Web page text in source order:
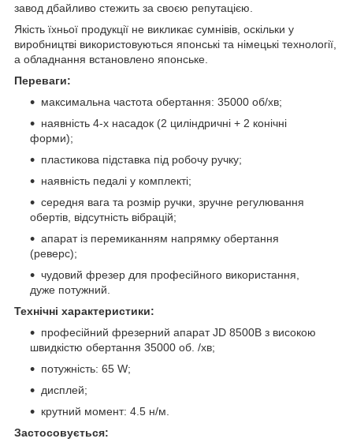
завод дбайливо стежить за своєю репутацією.
Якість їхньої продукції не викликає сумнівів, оскільки у
виробництві використовуються японські та німецькі технології,
а обладнання встановлено японське.
Переваги:
максимальна частота обертання: 35000 об/хв;
наявність 4-х насадок (2 циліндричні + 2 конічні
форми);
пластикова підставка під робочу ручку;
наявність педалі у комплекті;
середня вага та розмір ручки, зручне регулювання
обертів, відсутність вібрацій;
апарат із перемиканням напрямку обертання
(реверс);
чудовий фрезер для професійного використання,
дуже потужний.
Технічні характеристики:
професійний фрезерний апарат JD 8500B з високою
швидкістю обертання 35000 об. /хв;
потужність: 65 W;
дисплей;
крутний момент: 4.5 н/м.
Застосовується: